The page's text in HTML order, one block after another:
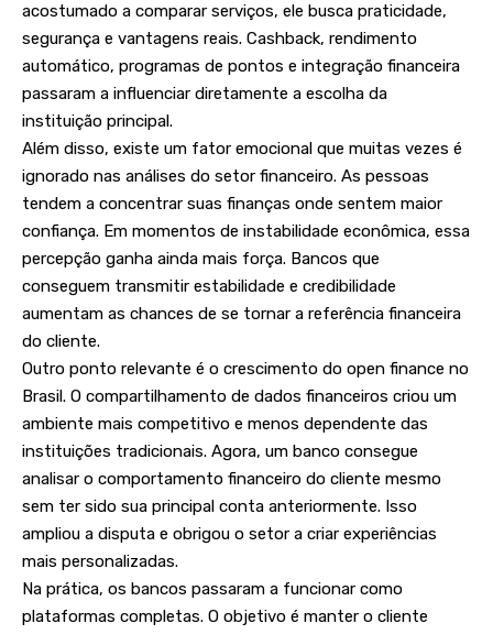
acostumado a comparar serviços, ele busca praticidade,
segurança e vantagens reais. Cashback, rendimento
automático, programas de pontos e integração financeira
passaram a influenciar diretamente a escolha da
instituição principal.
Além disso, existe um fator emocional que muitas vezes é
ignorado nas análises do setor financeiro. As pessoas
tendem a concentrar suas finanças onde sentem maior
confiança. Em momentos de instabilidade econômica, essa
percepção ganha ainda mais força. Bancos que
conseguem transmitir estabilidade e credibilidade
aumentam as chances de se tornar a referência financeira
do cliente.
Outro ponto relevante é o crescimento do open finance no
Brasil. O compartilhamento de dados financeiros criou um
ambiente mais competitivo e menos dependente das
instituições tradicionais. Agora, um banco consegue
analisar o comportamento financeiro do cliente mesmo
sem ter sido sua principal conta anteriormente. Isso
ampliou a disputa e obrigou o setor a criar experiências
mais personalizadas.
Na prática, os bancos passaram a funcionar como
plataformas completas. O objetivo é manter o cliente